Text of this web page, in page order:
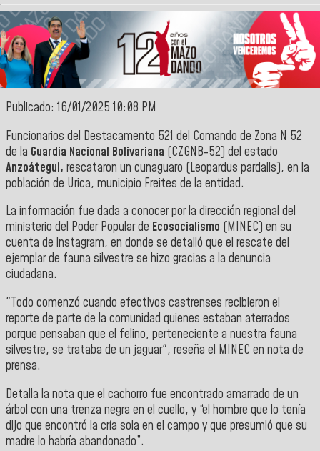
Publicado: 16/01/2025 10:08 PM
Funcionarios del Destacamento 521 del Comando de Zona N 52
de la Guardia Nacional Bolivariana (CZGNB-52) del estado
Anzoátegui, rescataron un cunaguaro (Leopardus pardalis), en la
población de Urica, municipio Freites de la entidad.
La información fue dada a conocer por la dirección regional del
ministerio del Poder Popular de Ecosocialismo (MINEC) en su
cuenta de instagram, en donde se detalló que el rescate del
ejemplar de fauna silvestre se hizo gracias a la denuncia
ciudadana.
"Todo comenzó cuando efectivos castrenses recibieron el
reporte de parte de la comunidad quienes estaban aterrados
porque pensaban que el felino, perteneciente a nuestra fauna
silvestre, se trataba de un jaguar", reseña el MINEC en nota de
prensa.
Detalla la nota que el cachorro fue encontrado amarrado de un
árbol con una trenza negra en el cuello, y “el hombre que lo tenía
dijo que encontró la cría sola en el campo y que presumió que su
madre lo habría abandonado”.